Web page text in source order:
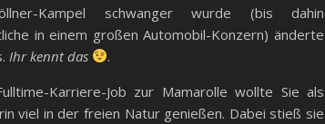
Kampel schwanger wurde (bis dahin
in einem großen Automobil-Konzern) änderte
Ihr kennt das
.
Karriere-Job zur Mamarolle wollte Sie als
viel in der freien Natur genießen. Dabei stieß sie